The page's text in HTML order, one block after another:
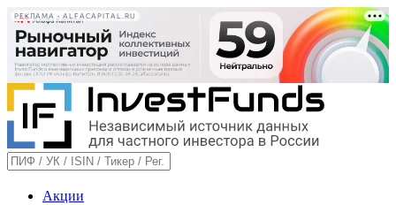
РЕКЛАМА • ALFACAPITAL.RU
Акции